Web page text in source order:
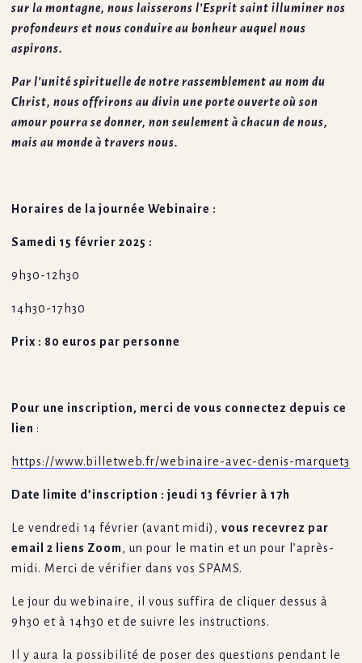
sur la montagne, nous laisserons l’Esprit saint illuminer nos
profondeurs et nous conduire au bonheur auquel nous
aspirons.
Par l’unité spirituelle de notre rassemblement au nom du
Christ, nous offrirons au divin une porte ouverte où son
amour pourra se donner, non seulement à chacun de nous,
mais au monde à travers nous.
Horaires de la journée Webinaire :
Samedi 15 février 2025 :
9h30-12h30
14h30-17h30
Prix : 80 euros par personne
Pour une inscription, merci de vous connectez depuis ce
lien :
https://www.billetweb.fr/webinaire-avec-denis-marquet3
Date limite d’inscription : jeudi 13 février à 17h
Le vendredi 14 février (avant midi),vous recevrez par
email 2 liens Zoom, un pour le matin et un pour l’après-
midi. Merci de vérifier dans vos SPAMS.
Le jour du webinaire, il vous suffira de cliquer dessus à
9h30 et à 14h30 et de suivre les instructions.
Il y aura la possibilité de poser des questions pendant le